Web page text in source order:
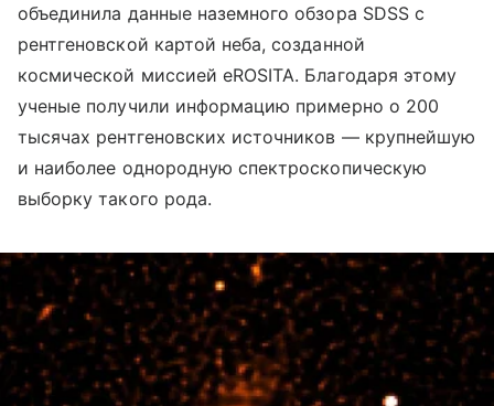
объединила данные наземного обзора SDSS с
рентгеновской картой неба, созданной
космической миссией eROSITA. Благодаря этому
ученые получили информацию примерно о 200
тысячах рентгеновских источников — крупнейшую
и наиболее однородную спектроскопическую
выборку такого рода.